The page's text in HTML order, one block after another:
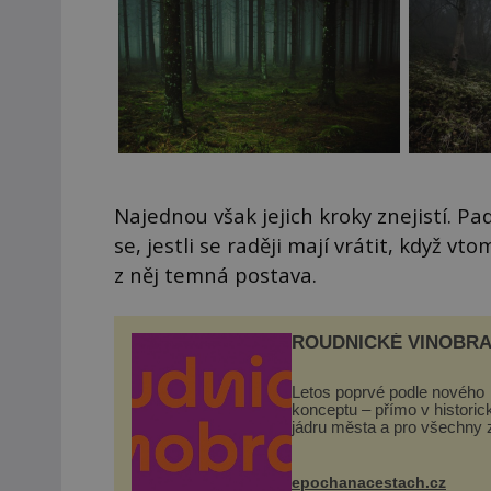
Najednou však jejich kroky znejistí.
se, jestli se raději mají vrátit, když
z něj temná postava.
ROUDNICKÉ
Letos poprvé podle nového
konceptu – přímo v
jádru města a pro všechny
náměstí. Návštěvníci se
epochanacestach.cz